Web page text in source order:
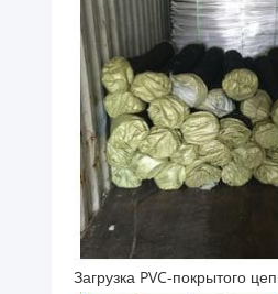
Загрузка PVC-покрытого